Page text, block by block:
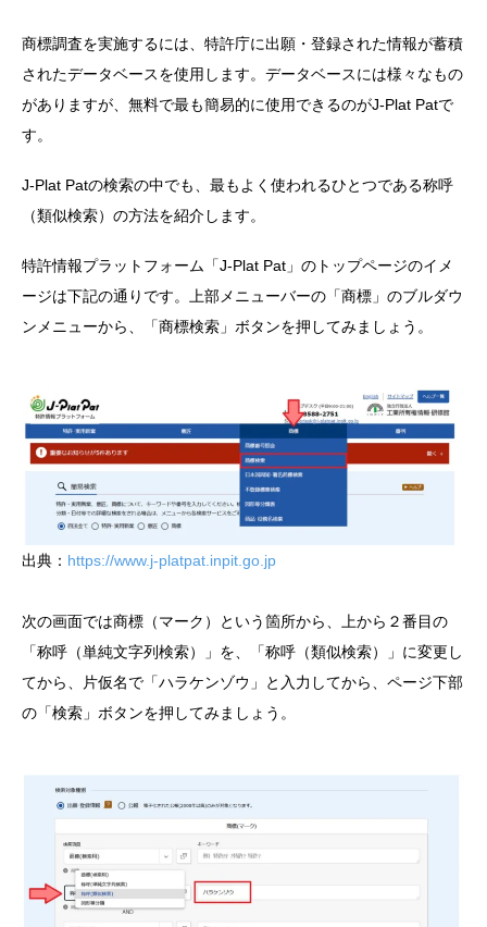
商標調査を実施するには、特許庁に出願・登録された情報が蓄積
されたデータベースを使用します。データベースには様々なもの
がありますが、無料で最も簡易的に使用できるのがJ-Plat Patで
す。
J-Plat Patの検索の中でも、最もよく使われるひとつである称呼
（類似検索）の方法を紹介します。
特許情報プラットフォーム「J-Plat Pat」のトップページのイメ
ージは下記の通りです。上部メニューバーの「商標」のブルダウ
ンメニューから、「商標検索」ボタンを押してみましょう。
出典： https://www.j-platpat.inpit.go.jp
次の画面では商標（マーク）という箇所から、上から２番目の
「称呼（単純文字列検索）」を、「称呼（類似検索）」に変更し
てから、片仮名で「ハラケンゾウ」と入力してから、ページ下部
の「検索」ボタンを押してみましょう。